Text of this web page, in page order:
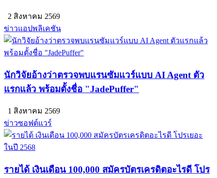
2 สิงหาคม 2569
ข่าวแอปพลิเคชัน
นักวิจัยอ้างว่าตรวจพบแรนซัมแวร์แบบ AI Agent ตัว
แรกแล้ว พร้อมตั้งชื่อ "JadePuffer"
1 สิงหาคม 2569
ข่าวซอฟต์แวร์
รายได้ เงินเดือน 100,000 สมัครบัตรเครดิตอะไรดี โปร